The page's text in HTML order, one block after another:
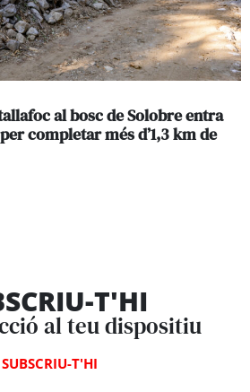
al bosc de Solobre entra
completar més d’1,3 km de
T'HI
al teu dispositiu
SUBSCRIU-T'HI